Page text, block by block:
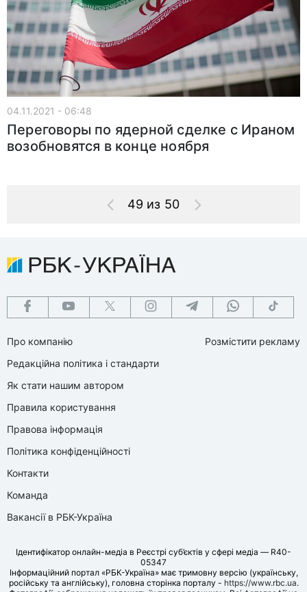
04.11.2021 - 06:48
Переговоры по ядерной сделке с Ираном
возобновятся в конце ноября
49 из 50
Про компанію
Редакційна політика і стандарти
Як стати нашим автором
Правила користування
Правова інформація
Політика конфіденційності
Контакти
Команда
Вакансії в РБК-Україна
Розмістити рекламу
Ідентифікатор онлайн-медіа в Реєстрі суб’єктів у сфері медіа — R40-
05347
Інформаційний портал «РБК-Україна» має тримовну версію (українську,
російську та англійську), головна сторінка порталу - https://www.rbc.ua.